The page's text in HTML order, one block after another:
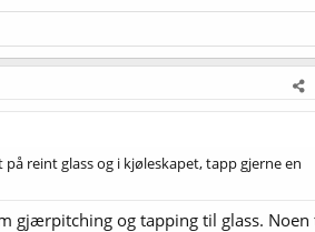
reint glass og i kjøleskapet, tapp gjerne en
gjærpitching og tapping til glass.